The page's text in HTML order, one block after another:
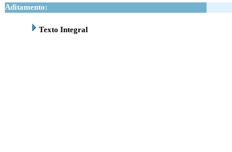
Aditamento:
Texto Integral